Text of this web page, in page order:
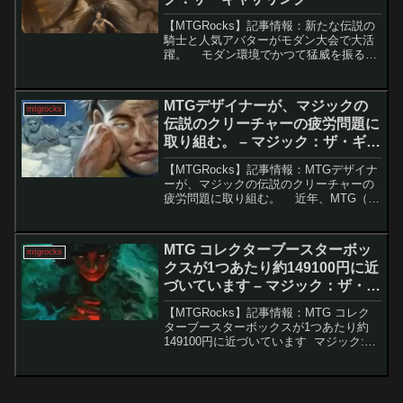
【MTGRocks】記事情報：新たな伝説の
騎士と人気アバターがモダン大会で大活
躍。 モダン環境でかつて猛威を振るっ
ます。数年の沈黙を経て、強力な新カー
ドの加入によ...
mtgrocks
MTGデザイナーが、マジックの
伝説のクリーチャーの疲労問題に
取り組む。 – マジック：ザ・ギャ
ザリング
【MTGRocks】記事情報：MTGデザイナ
ーが、マジックの伝説のクリーチャーの
疲労問題に取り組む。 近年、MTG（マ
れています。カードのトロープの多用や
強力すぎ...
mtgrocks
MTG コレクターブースターボッ
クスが1つあたり約149100円に近
づいています – マジック：ザ・ギ
ャザリング
【MTGRocks】記事情報：MTG コレク
ターブースターボックスが1つあたり約
149100円に近づいています マジック: